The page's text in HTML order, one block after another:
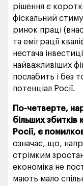
рішення є
фіскальний
ринок праці
та еміграції
нестача
найважливіших
послабить і без
потенціал Росії.
По-четверте,
більших збитків
Росії, є
означає, що,
стрімким
економіка не
мають мало